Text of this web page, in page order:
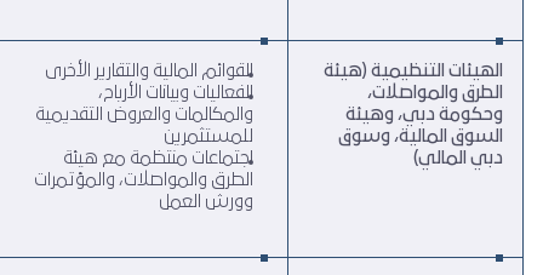
الهيئات التنظيمية (هيئة
الطرق والمواصلات،
وحكومة دبي، وهيئة
السوق المالية، وسوق
دبي المالي)
القوائم المالية والتقارير الأخرى
الفعاليات وبيانات الأرباح،
والمكالمات والعروض التقديمية
للمستثمرين
اجتماعات منتظمة مع هيئة
الطرق والمواصلات، والمؤتمرات
وورش العمل